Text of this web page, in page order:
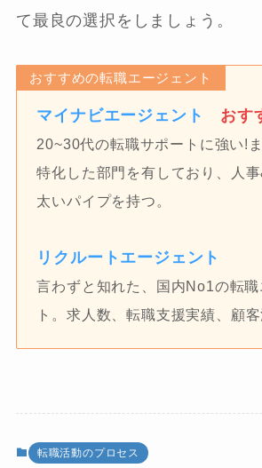
て最良の選択をしましょう。
おすすめの転職エージェント
マイナビエージェント おす
20~30代の転職サポートに強い!
特化した部門を有しており、人
太いパイプを持つ。
リクルートエージェント
言わずと知れた、国内No1の転職
ト。求人数、転職支援実績、顧客
転職活動のプロセス